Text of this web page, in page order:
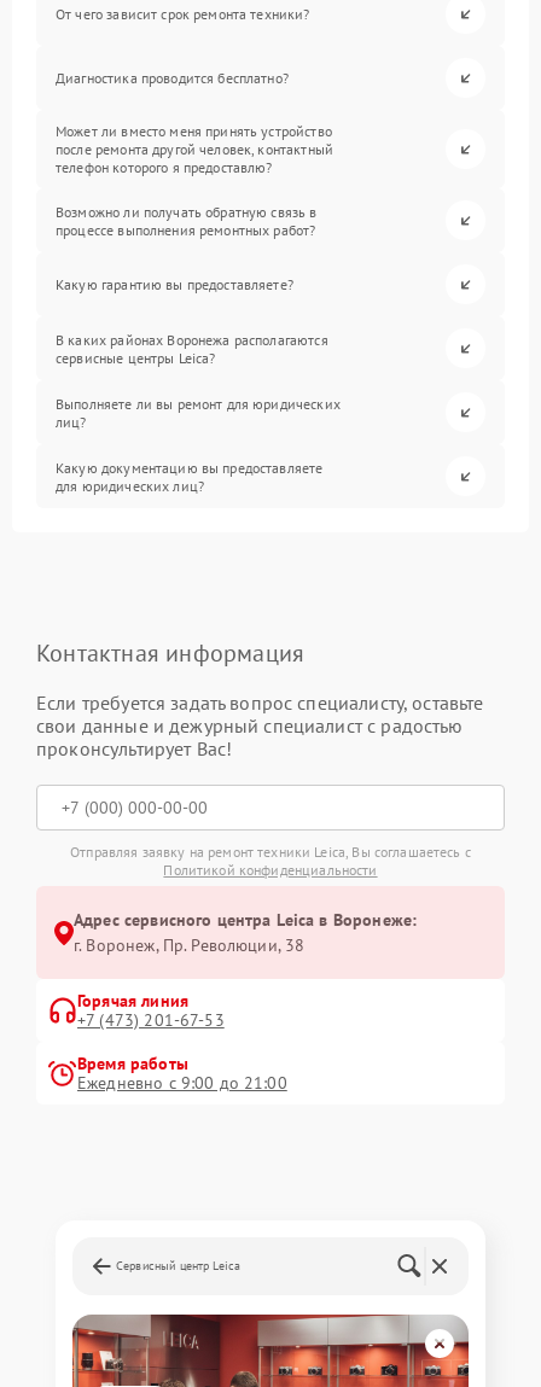
От чего зависит срок ремонта техники?
Диагностика проводится бесплатно?
Может ли вместо меня принять устройство
после ремонта другой человек, контактный
телефон которого я предоставлю?
Возможно ли получать обратную связь в
процессе выполнения ремонтных работ?
Какую гарантию вы предоставляете?
В каких районах Воронежа располагаются
сервисные центры Leica?
Выполняете ли вы ремонт для юридических
лиц?
Какую документацию вы предоставляете
для юридических лиц?
Контактная информация
Если требуется задать вопрос специалисту, оставьте
свои данные и дежурный специалист с радостью
проконсультирует Вас!
Отправляя заявку на ремонт техники Leica, Вы соглашаетесь с
Политикой конфиденциальности
Адрес сервисного центра Leica в Воронеже:
г. Воронеж, Пр. Революции, 38
Горячая линия
+7 (473) 201-67-53
Время работы
Ежедневно с 9:00 до 21:00
Сервисный центр Leica